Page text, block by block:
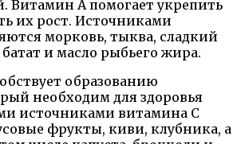
Витамин А помогает укрепить
их рост. Источниками
морковь, тыква, сладкий
и масло рыбьего жира.
образованию
необходим для здоровья
источниками витамина C
фрукты, киви, клубника, а